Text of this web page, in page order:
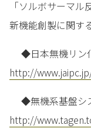
「ソルボサーマ
新機能創製に関す
◆日本無機リン
http://
◆無機系基盤シ
http://